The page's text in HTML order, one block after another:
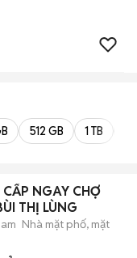
512 GB 1 TB
NGAY CHỢ
THỊ LÙNG
Nhà mặt phố, mặt